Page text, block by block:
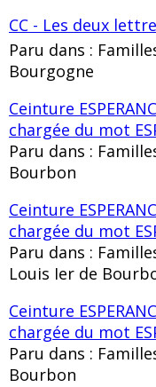
CC - Les deux
Paru dans :
Bourgogne
Ceinture
chargée du mot
Paru dans :
Bourbon
Ceinture
chargée du mot
Paru dans :
Louis Ier de
Ceinture
chargée du mot
Paru dans :
Bourbon